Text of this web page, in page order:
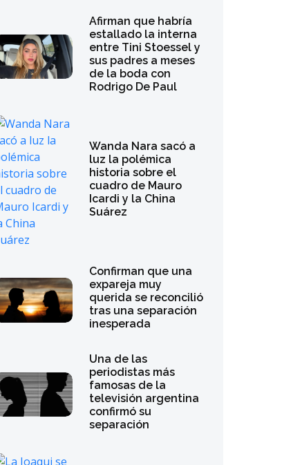
Afirman que habría
estallado la interna
entre Tini Stoessel y
sus padres a meses
de la boda con
Rodrigo De Paul
Wanda Nara sacó a
luz la polémica
historia sobre el
cuadro de Mauro
Icardi y la China
Suárez
Confirman que una
expareja muy
querida se reconcilió
tras una separación
inesperada
Una de las
periodistas más
famosas de la
televisión argentina
confirmó su
separación